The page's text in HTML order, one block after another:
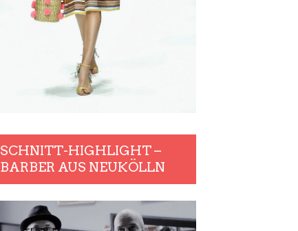
SCHNITT-HIGHLIGHT –
BARBER AUS NEUKÖLLN